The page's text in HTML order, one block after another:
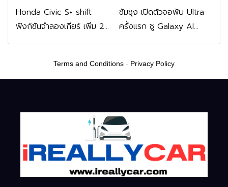
Honda Civic S+ shift
ฟังก์ชันจำลองเกียร์ เพิ่ม 2
ซัมซุง เปิดตัวจอพับ Ultra
ครั้งแรก ชู Galaxy AI
Terms and Conditions - Privacy Policy